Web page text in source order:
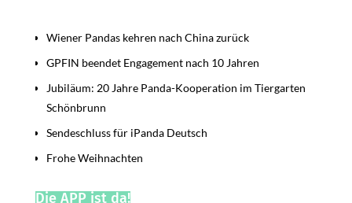
Wiener Pandas kehren nach China zurück
GPFIN beendet Engagement nach 10 Jahren
Jubiläum: 20 Jahre Panda-Kooperation im Tiergarten
Schönbrunn
Sendeschluss für iPanda Deutsch
Frohe Weihnachten
Die APP ist da!